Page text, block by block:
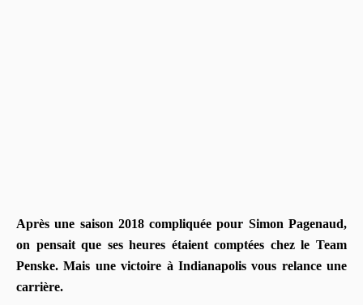
Après une saison 2018 compliquée pour Simon Pagenaud,
on pensait que ses heures étaient comptées chez le Team
Penske. Mais une victoire à Indianapolis vous relance une
carrière.